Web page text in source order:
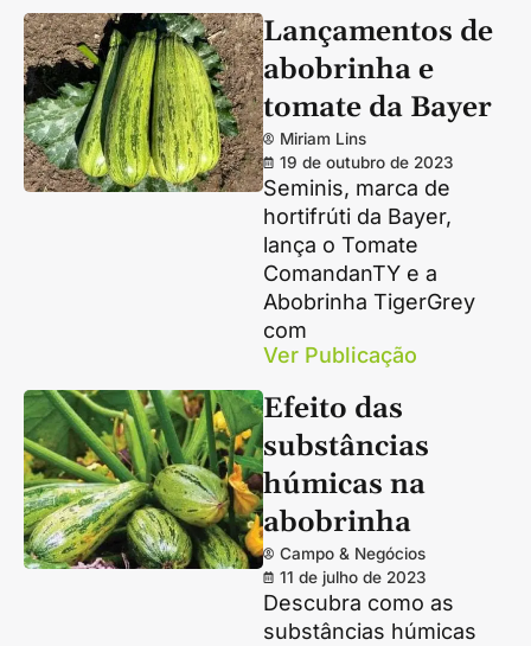
Lançamentos de
abobrinha e
tomate da Bayer
Miriam Lins
19 de outubro de 2023
Seminis, marca de
hortifrúti da Bayer,
lança o Tomate
ComandanTY e a
Abobrinha TigerGrey
com
Ver Publicação
Efeito das
substâncias
húmicas na
abobrinha
Campo & Negócios
11 de julho de 2023
Descubra como as
substâncias húmicas